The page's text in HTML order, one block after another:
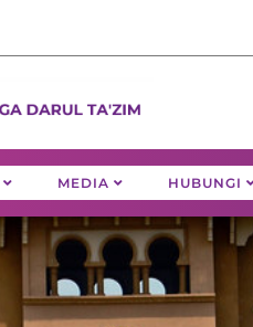
MEDIA HUBUNGI